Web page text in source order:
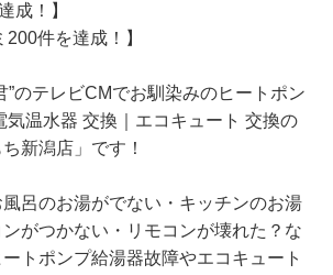
成！】
200件を達成！】
”のテレビCMでお馴染みのヒートポン
気温水器 交換｜エコキュート 交換の
新潟店」です！
呂のお湯がでない・キッチンのお湯
がつかない・リモコンが壊れた？な
トポンプ給湯器故障やエコキュート